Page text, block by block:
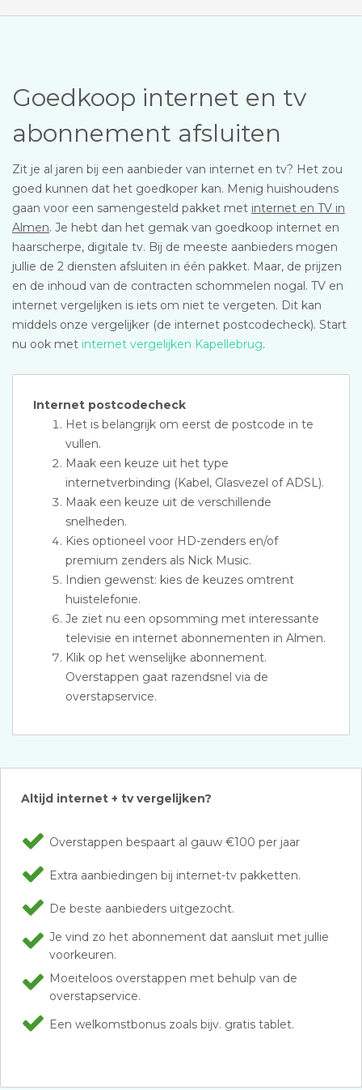
Goedkoop internet en tv
abonnement afsluiten
Zit je al jaren bij een aanbieder van internet en tv? Het zou
goed kunnen dat het goedkoper kan. Menig huishoudens
gaan voor een samengesteld pakket met internet en TV in
Almen. Je hebt dan het gemak van goedkoop internet en
haarscherpe, digitale tv. Bij de meeste aanbieders mogen
jullie de 2 diensten afsluiten in één pakket. Maar, de prijzen
en de inhoud van de contracten schommelen nogal. TV en
internet vergelijken is iets om niet te vergeten. Dit kan
middels onze vergelijker (de internet postcodecheck). Start
nu ook met internet vergelijken Kapellebrug.
Internet postcodecheck
Het is belangrijk om eerst de postcode in te
vullen.
Maak een keuze uit het type
internetverbinding (Kabel, Glasvezel of ADSL).
Maak een keuze uit de verschillende
snelheden.
Kies optioneel voor HD-zenders en/of
premium zenders als Nick Music.
Indien gewenst: kies de keuzes omtrent
huistelefonie.
Je ziet nu een opsomming met interessante
televisie en internet abonnementen in Almen.
Klik op het wenselijke abonnement.
Overstappen gaat razendsnel via de
overstapservice.
Altijd internet + tv vergelijken?
Overstappen bespaart al gauw €100 per jaar
Extra aanbiedingen bij internet-tv pakketten.
De beste aanbieders uitgezocht.
Je vind zo het abonnement dat aansluit met jullie
voorkeuren.
Moeiteloos overstappen met behulp van de
overstapservice.
Een welkomstbonus zoals bijv. gratis tablet.